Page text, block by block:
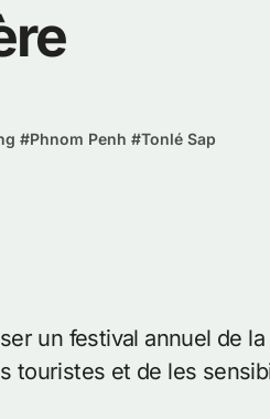
#Phnom Penh #Tonlé Sap
un festival annuel de
touristes et de les